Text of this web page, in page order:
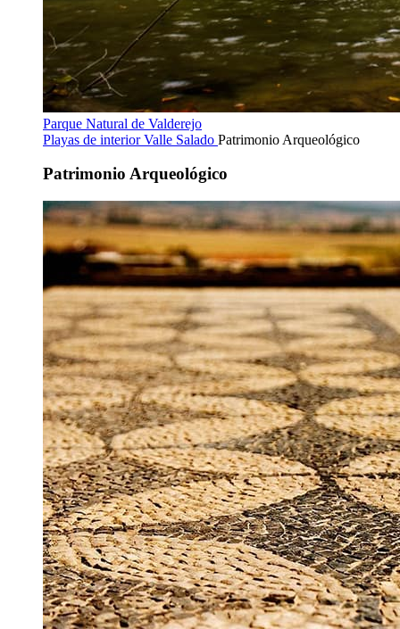
Parque Natural de Valderejo
Playas de interiorValle Salado Patrimonio Arqueológico
Patrimonio Arqueológico